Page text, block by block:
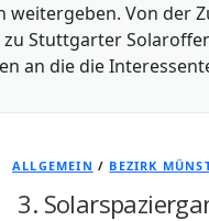
Von der
Stuttgarter
an die die
ALLGEMEIN / BEZIRK
3.